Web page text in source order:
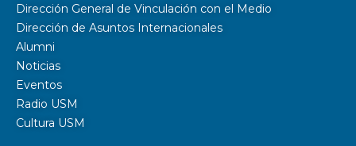
Dirección General de Vinculación con el Medio
Dirección de Asuntos Internacionales
Alumni
Noticias
Eventos
Radio USM
Cultura USM